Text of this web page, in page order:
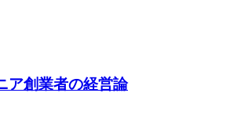
ア創業者の経営論